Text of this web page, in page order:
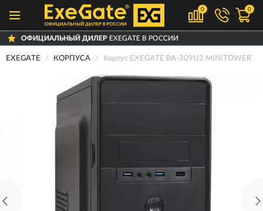
0 0
ДИЛЕРEXEGATE В РОССИИ
EXEGATE КОРПУСА Корпус EXEGATE BA-309U2 MINITOWER